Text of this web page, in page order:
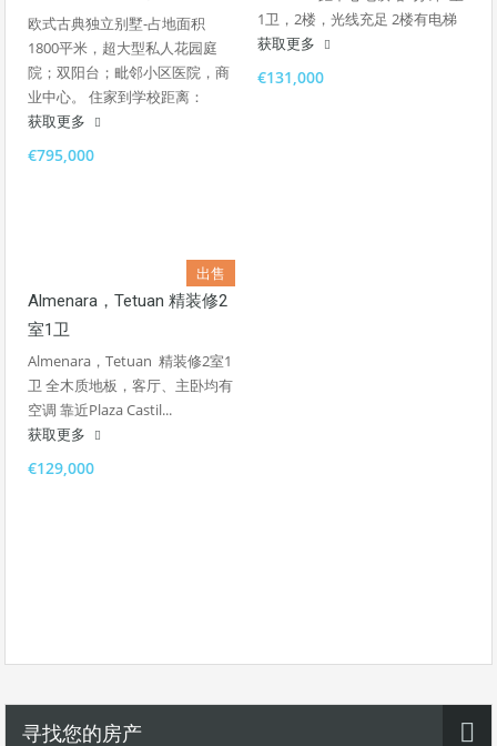
欧式古典独立别墅-占地面积
1800平米，超大型私人花园庭
院；双阳台；毗邻小区医院，商
业中心。 住家到学校距离：
获取更多
€795,000
1卫，2楼，光线充足 2楼有电梯
获取更多
€131,000
出售
Almenara，Tetuan 精装修2
室1卫
Almenara，Tetuan 精装修2室1
卫 全木质地板，客厅、主卧均有
空调 靠近Plaza Castil...
获取更多
€129,000
寻找您的房产